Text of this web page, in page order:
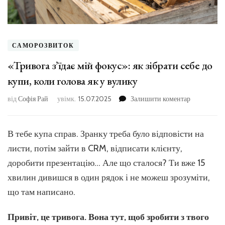
САМОРОЗВИТОК
«Тривога з’їдає мій фокус»: як зібрати себе до
купи, коли голова як у вулику
відСофія Рай увімк. 15.07.2025 Залишити коментардо
зібрати
до
голова
В тебе купа справ. Зранку треба було відповісти на
листи, потім зайти в CRM, відписати клієнту,
доробити презентацію… Але що сталося? Ти вже 15
хвилин дивишся в один рядок і не можеш зрозуміти,
що там написано.
Привіт, це тривога. Вона тут, щоб зробити з твого